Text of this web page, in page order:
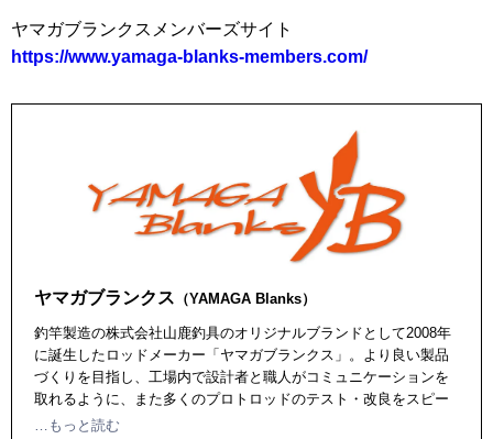
ヤマガブランクスメンバーズサイト
https://www.yamaga-blanks-members.com/
ヤマガブランクス （YAMAGA Blanks）
釣竿製造の株式会社山鹿釣具のオリジナルブランドとして2008年
に誕生したロッドメーカー「ヤマガブランクス」。より良い製品
づくりを目指し、工場内で設計者と職人がコミュニケーションを
取れるように、また多くのプロトロッドのテスト・改良をスピー
ディーに繰り返すために、ブランクの設計・巻きつけ・塗装・組
…もっと読む